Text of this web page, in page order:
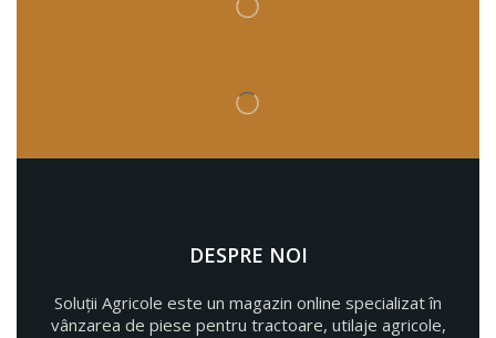
DESPRE NOI
Soluții Agricole este un magazin online specializat în
vânzarea de piese pentru tractoare, utilaje agricole,